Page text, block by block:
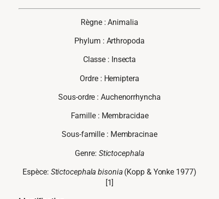
Règne : Animalia
Phylum : Arthropoda
Classe : Insecta
Ordre : Hemiptera
Sous-ordre : Auchenorrhyncha
Famille : Membracidae
Sous-famille : Membracinae
Genre: Stictocephala
Espèce: Stictocephala bisonia (Kopp & Yonke 1977)
[1]